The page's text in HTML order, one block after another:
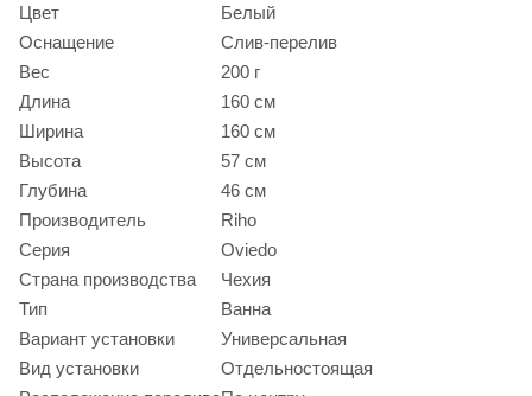
Цвет
Белый
Оснащение
Слив-перелив
Вес
200 г
Длина
160 см
Ширина
160 см
Высота
57 см
Глубина
46 см
Производитель
Riho
Серия
Oviedo
Страна производства
Чехия
Тип
Ванна
Вариант установки
Универсальная
Вид установки
Отдельностоящая